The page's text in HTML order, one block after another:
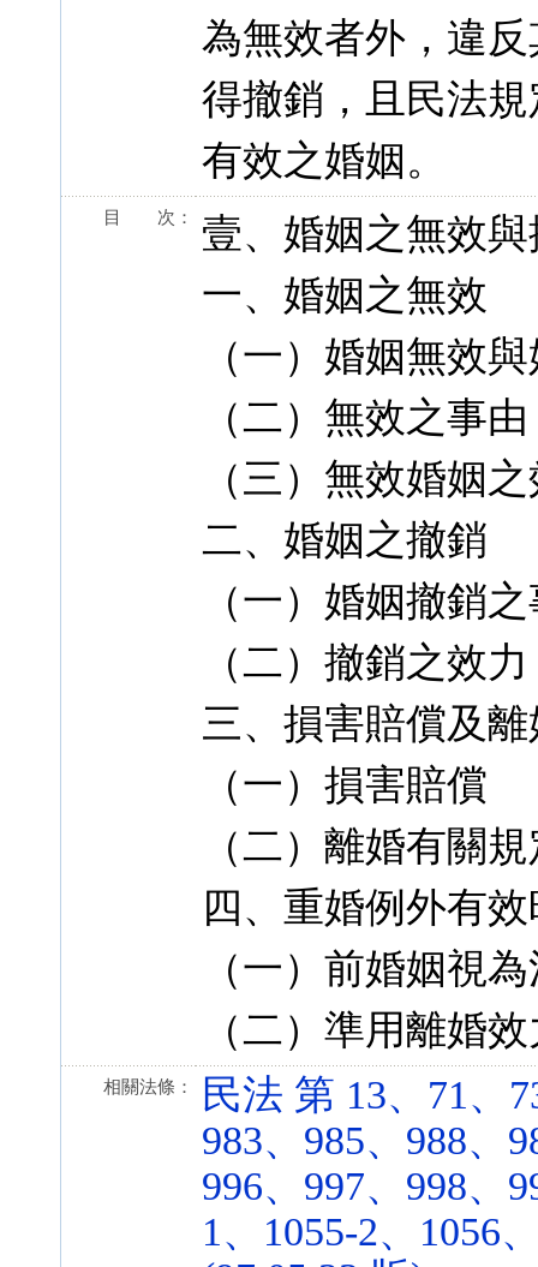
為無效者外，違
得撤銷，且民法
有效之婚姻。
目 次：
壹、婚姻之無效
一、婚姻之無效
（一）婚姻無效
（二）無效之事由
（三）無效婚姻
二、婚姻之撤銷
（一）婚姻撤銷
（二）撤銷之效力
三、損害賠償及
（一）損害賠償
（二）離婚有關
四、重婚例外有
（一）前婚姻視
（二）準用離婚
相關法條：
民法 第 13、71、
983、985、988、
996、997、998、
1、1055-2、1056